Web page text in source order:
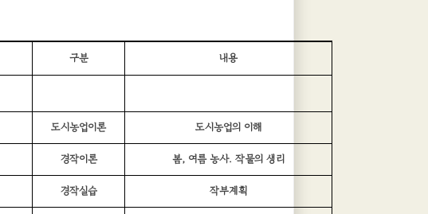
구분 내용
도시농업이론 도시농업의 이해
경작이론 봄, 여름 농사. 작물의 생리
경작실습 작부계획